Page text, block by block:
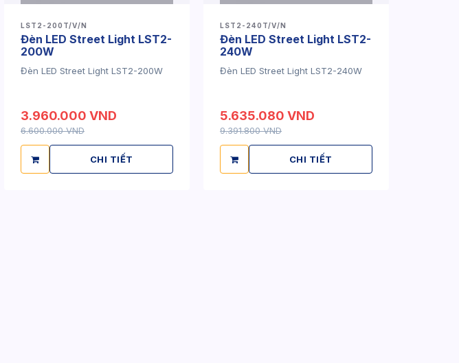
LST2-200T/V/N
Đèn LED Street Light LST2-
200W
Đèn LED Street Light LST2-200W
3.960.000 VND
6.600.000 VND
CHI TIẾT
LST2-240T/V/N
Đèn LED Street Light LST2-
240W
Đèn LED Street Light LST2-240W
5.635.080 VND
9.391.800 VND
CHI TIẾT